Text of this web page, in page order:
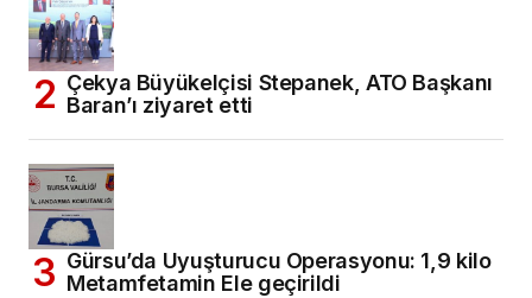
Çekya Büyükelçisi Stepanek, ATO Başkanı
Baran’ı ziyaret etti
Gürsu’da Uyuşturucu Operasyonu: 1,9 kilo
Metamfetamin Ele geçirildi